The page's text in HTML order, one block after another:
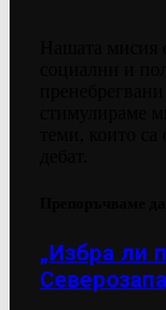
„Избра ли